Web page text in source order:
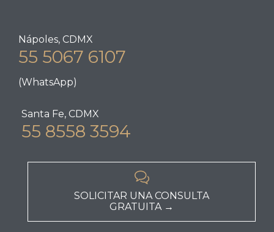
Nápoles, CDMX
55 5067 6107
(WhatsApp)
Santa Fe, CDMX
55 8558 3594

SOLICITAR UNA CONSULTA
GRATUITA →